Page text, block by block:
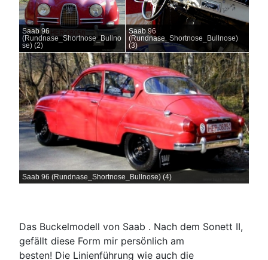
Saab 96
(Rundnase_Shortnose_Bullno
se) (2)
Saab 96
(Rundnase_Shortnose_Bullnose)
(3)
Saab 96 (Rundnase_Shortnose_Bullnose) (4)
Das Buckelmodell von Saab . Nach dem Sonett II,
gefällt diese Form mir persönlich am
besten! Die Linienführung wie auch die